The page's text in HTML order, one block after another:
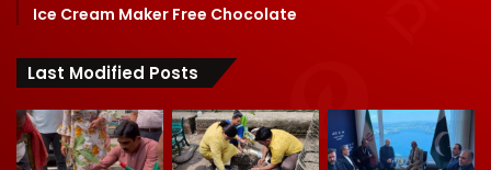
Ice Cream Maker Free Chocolate
Last Modified Posts